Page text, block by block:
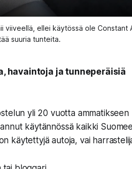
ellei käytössä ole Constant
suuria tunteita.
havaintoja ja tunneperäisiä
yli 20 vuotta ammatikseen
käytännössä kaikki
käytettyjä autoja, vai